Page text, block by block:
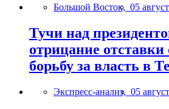
Большой Восток, 05
Тучи над
отрицание
борьбу за власть в
Экспресс-анализ, 05